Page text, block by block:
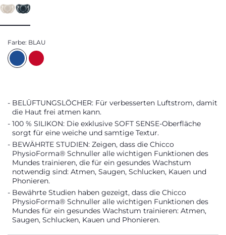
Farbe: BLAU
BELÜFTUNGSLÖCHER: Für verbesserten Luftstrom, damit
die Haut frei atmen kann.
100 % SILIKON: Die exklusive SOFT SENSE-Oberfläche
sorgt für eine weiche und samtige Textur.
BEWÄHRTE STUDIEN: Zeigen, dass die Chicco
PhysioForma® Schnuller alle wichtigen Funktionen des
Mundes trainieren, die für ein gesundes Wachstum
notwendig sind: Atmen, Saugen, Schlucken, Kauen und
Phonieren.
Bewährte Studien haben gezeigt, dass die Chicco
PhysioForma® Schnuller alle wichtigen Funktionen des
Mundes für ein gesundes Wachstum trainieren: Atmen,
Saugen, Schlucken, Kauen und Phonieren.